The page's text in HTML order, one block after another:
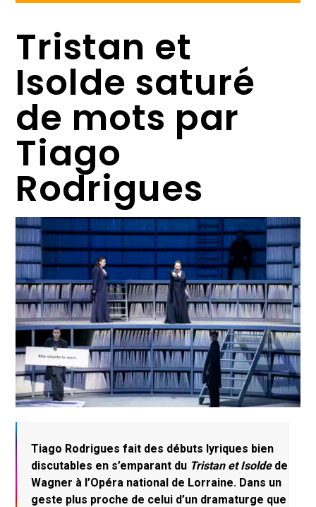
Tristan et
Isolde saturé
de mots par
Tiago
Rodrigues
Tiago Rodrigues fait des débuts lyriques bien
discutables en s’emparant du Tristan et Isoldede
Wagner à l’Opéra national de Lorraine. Dans un
geste plus proche de celui d’un dramaturge que